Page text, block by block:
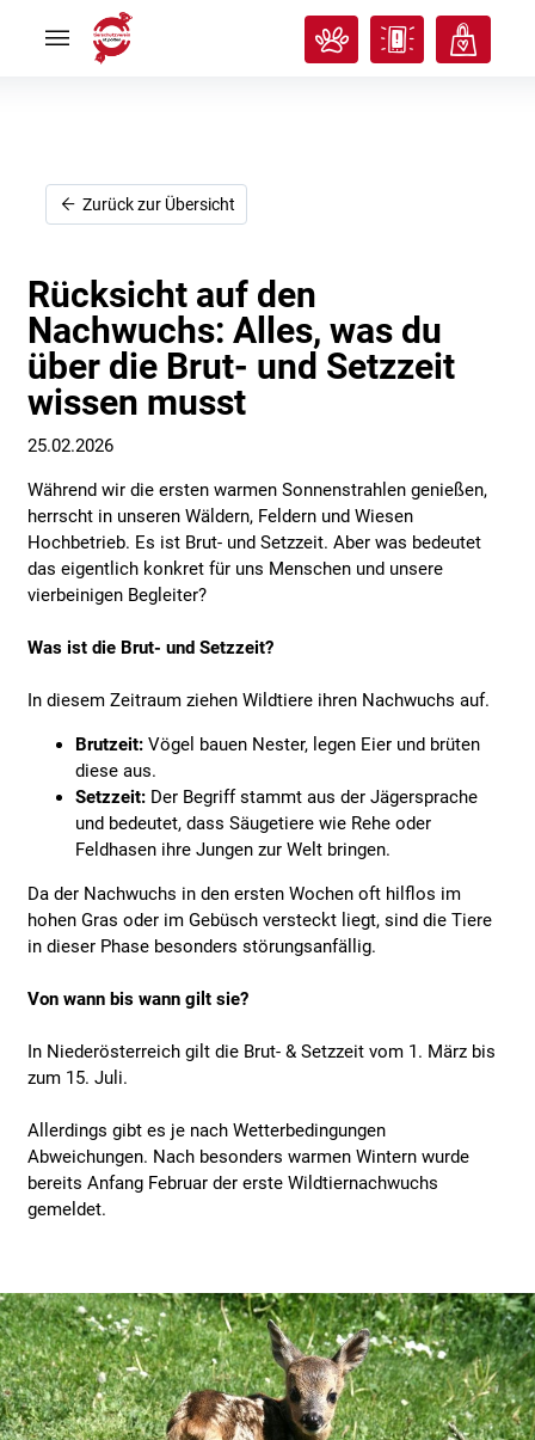
uns
Ich
will
uns
Ich
will
Zurück zur Übersicht
Rücksicht auf den
Nachwuchs: Alles, was du
über die Brut- und Setzzeit
wissen musst
25.02.2026
Während wir die ersten warmen Sonnenstrahlen genießen,
herrscht in unseren Wäldern, Feldern und Wiesen
Hochbetrieb. Es ist Brut- und Setzzeit. Aber was bedeutet
das eigentlich konkret für uns Menschen und unsere
vierbeinigen Begleiter?
Was ist die Brut- und Setzzeit?
In diesem Zeitraum ziehen Wildtiere ihren Nachwuchs auf.
Brutzeit:Vögel bauen Nester, legen Eier und brüten
diese aus.
Setzzeit:Der Begriff stammt aus der Jägersprache
und bedeutet, dass Säugetiere wie Rehe oder
Feldhasen ihre Jungen zur Welt bringen.
Da der Nachwuchs in den ersten Wochen oft hilflos im
hohen Gras oder im Gebüsch versteckt liegt, sind die Tiere
in dieser Phase besonders störungsanfällig.
Von wann bis wann gilt sie?
In Niederösterreich gilt die Brut- & Setzzeit vom 1. März bis
zum 15. Juli.
Allerdings gibt es je nach Wetterbedingungen
Abweichungen. Nach besonders warmen Wintern wurde
bereits Anfang Februar der erste Wildtiernachwuchs
gemeldet.